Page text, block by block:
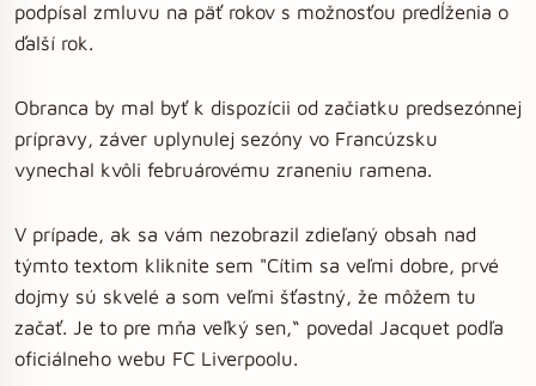
podpísal zmluvu na päť rokov s možnosťou predĺženia o
ďalší rok.
Obranca by mal byť k dispozícii od začiatku predsezónnej
prípravy, záver uplynulej sezóny vo Francúzsku
vynechal kvôli februárovému zraneniu ramena.
V prípade, ak sa vám nezobrazil zdieľaný obsah nad
týmto textom kliknite sem "Cítim sa veľmi dobre, prvé
dojmy sú skvelé a som veľmi šťastný, že môžem tu
začať. Je to pre mňa veľký sen,“ povedal Jacquet podľa
oficiálneho webu FC Liverpoolu.